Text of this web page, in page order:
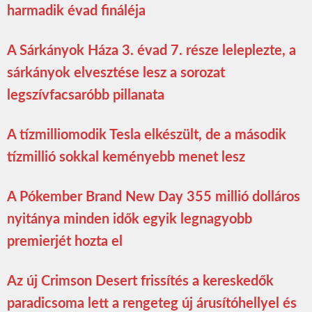
harmadik évad fináléja
A Sárkányok Háza 3. évad 7. része leleplezte, a
sárkányok elvesztése lesz a sorozat
legszívfacsaróbb pillanata
A tízmilliomodik Tesla elkészült, de a második
tízmillió sokkal keményebb menet lesz
A Pókember Brand New Day 355 millió dolláros
nyitánya minden idők egyik legnagyobb
premierjét hozta el
Az új Crimson Desert frissítés a kereskedők
paradicsoma lett a rengeteg új árusítóhellyel és